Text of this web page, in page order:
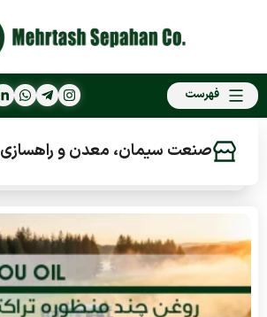
فهرست
صنعت سیمان، معدن و راهسازی